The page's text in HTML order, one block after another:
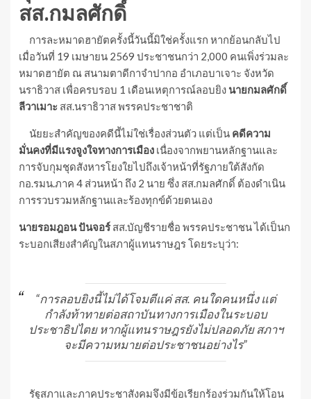
สส.กมลศักดิ์
การละหมาดฮายัตครั้งนี้วันนี้มิใช่ครั้งแรก หากย้อนกลับไป
เมื่อวันที่ 19 เมษายน 2569 ประชาชนกว่า 2,000 คนเพิ่งร่วมละ
หมาดฮายัต ณ สนามตาดีกาจำปากอ อำเภอบาเจาะ จังหวัด
นราธิวาส เพื่อครบรอบ 1 เดือนเหตุการณ์ลอบยิง นายกมลศักดิ์
ลีวาเมาะ สส.นราธิวาส พรรคประชาชาติ
นัยยะสำคัญของคดีนี้ไม่ใช่เรื่องส่วนตัว แต่เป็น คดีความ
มั่นคงที่มีแรงจูงใจทางการเมือง เนื่องจากพยานหลักฐานและ
การจับกุมชุดสังหารโยงใยไปถึงเจ้าหน้าที่รัฐภายใต้สังกัด
กอ.รมน.ภาค 4 ส่วนหน้า ถึง 2 นาย ซึ่ง สส.กมลศักดิ์ ต้องดำเนิน
การรวบรวมหลักฐานและร้องทุกข์ด้วยตนเอง
นายรอมฎอน ปันจอร์สส.บัญชีรายชื่อ พรรคประชาชน ได้เป็นก
ระบอกเสียงสำคัญในสภาผู้แทนราษฎร โดยระบุว่า:
“การลอบยิงนี้ไม่ได้โจมตีแค่ สส. คนใดคนหนึ่ง แต่
กำลังท้าทายต่อสถาบันทางการเมืองในระบอบ
ประชาธิปไตย หากผู้แทนราษฎรยังไม่ปลอดภัย สภาฯ
จะมีความหมายต่อประชาชนอย่างไร”
รัฐสภาและภาคประชาสังคมจึงมีข้อเรียกร้องร่วมกันให้โอน